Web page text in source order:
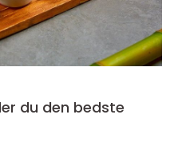
du den bedste